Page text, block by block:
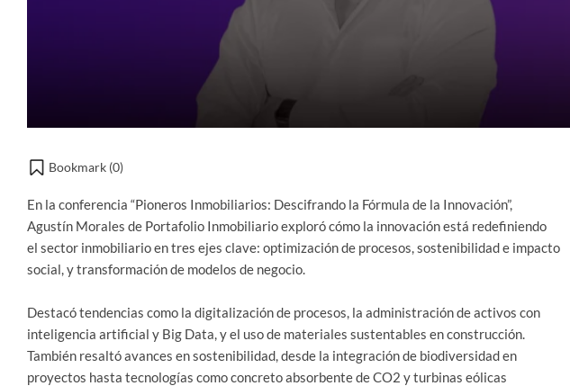
Bookmark (0)
En la conferencia “Pioneros Inmobiliarios: Descifrando la Fórmula de la Innovación”,
Agustín Morales de Portafolio Inmobiliario exploró cómo la innovación está redefiniendo
el sector inmobiliario en tres ejes clave: optimización de procesos, sostenibilidad e impacto
social, y transformación de modelos de negocio.
Destacó tendencias como la digitalización de procesos, la administración de activos con
inteligencia artificial y Big Data, y el uso de materiales sustentables en construcción.
También resaltó avances en sostenibilidad, desde la integración de biodiversidad en
proyectos hasta tecnologías como concreto absorbente de CO2 y turbinas eólicas